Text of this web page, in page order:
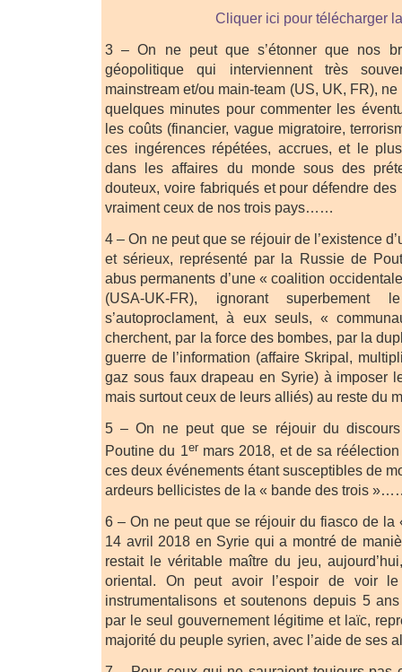
Cliquer ici pour télécharger
3 – On ne peut que s’étonner que nos
géopolitique qui interviennent très
mainstream et/ou main-team (US, UK, FR),
quelques minutes pour commenter les
les coûts (financier, vague migratoire,
ces ingérences répétées, accrues, et le
dans les affaires du monde sous des
douteux, voire fabriqués et pour défendre
vraiment ceux de nos trois pays……
4 – On ne peut que se réjouir de l’existence
et sérieux, représenté par la Russie de
abus permanents d’une « coalition
(USA-UK-FR), ignorant
s’autoproclament, à eux seuls, «
cherchent, par la force des bombes, par la
guerre de l’information (affaire Skripal,
gaz sous faux drapeau en Syrie) à imposer
mais surtout ceux de leurs alliés) au reste du
5 – On ne peut que se réjouir du
Poutine du 1ermars 2018, et de sa
ces deux événements étant susceptibles de
ardeurs bellicistes de la « bande des trois
6 – On ne peut que se réjouir du fiasco de la
14 avril 2018 en Syrie qui a montré de
restait le véritable maître du jeu,
oriental. On peut avoir l’espoir de voir
instrumentalisons et soutenons depuis 5
par le seul gouvernement légitime et laïc,
majorité du peuple syrien, avec l’aide de ses